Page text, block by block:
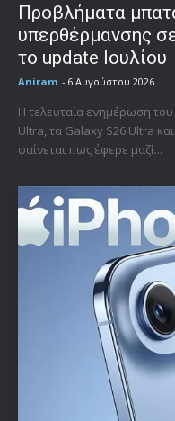
Προβλήματα
υπερθέρμανσης
το update Ιουλίου
Aniram - 6 Αυγούστου 2026
Η τελευταία ενημέρωση
Ultra, τα Galaxy S26 Ultra
φαίνεται πως έφερε μαζί...